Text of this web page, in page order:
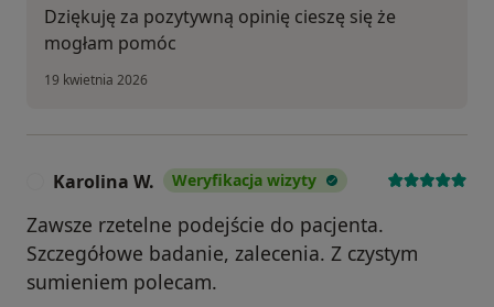
Dziękuję za pozytywną opinię cieszę się że
mogłam pomóc
19 kwietnia 2026
Karolina W. Weryfikacja wizyty
Zawsze rzetelne podejście do pacjenta.
Szczegółowe badanie, zalecenia. Z czystym
sumieniem polecam.